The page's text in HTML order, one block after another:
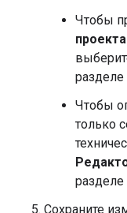
Чтобы
проекта
разделе
Чтобы
только
разделе
Сохраните